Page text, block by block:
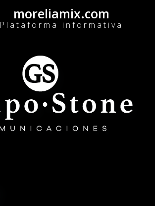
moreliamix.com
Plataforma informativa